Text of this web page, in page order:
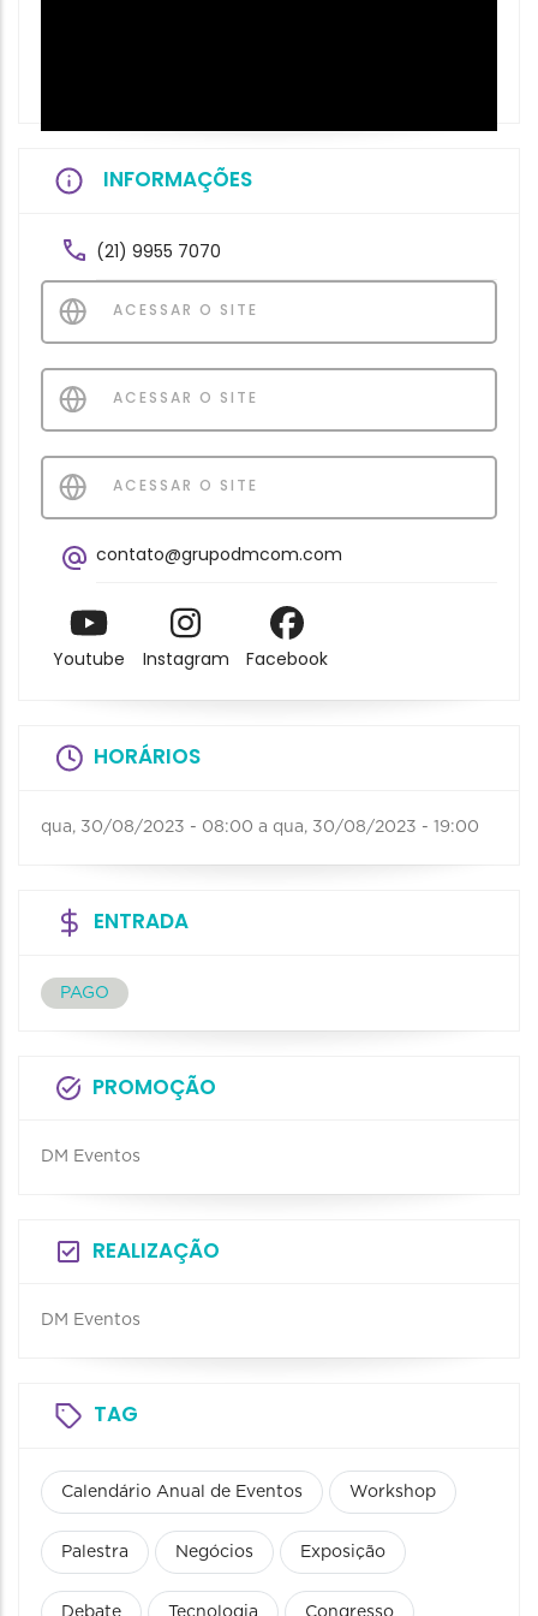
INFORMAÇÕES
(21) 9955 7070
ACESSAR O SITE
ACESSAR O SITE
ACESSAR O SITE
contato@grupodmcom.com
Youtube Instagram Facebook
HORÁRIOS
qua, 30/08/2023 - 08:00 a qua, 30/08/2023 - 19:00
ENTRADA
PAGO
PROMOÇÃO
DM Eventos
REALIZAÇÃO
DM Eventos
TAG
Calendário Anual de Eventos Workshop
Palestra Negócios Exposição
Debate Tecnologia Congresso